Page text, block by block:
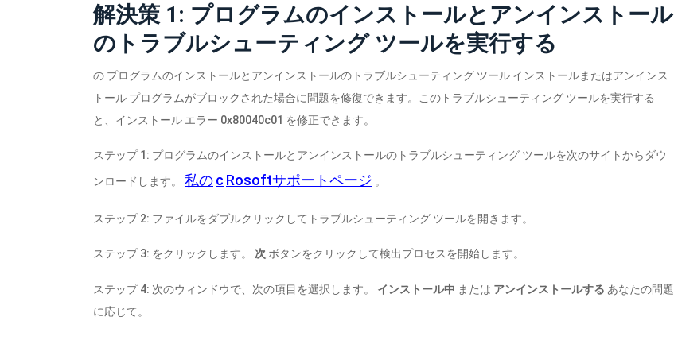
解決策 1: プログラムのインストールとアンインストール
のトラブルシューティング ツールを実行する
の プログラムのインストールとアンインストールのトラブルシューティング ツール インストールまたはアンインス
トール プログラムがブロックされた場合に問題を修復できます。このトラブルシューティング ツールを実行する
と、インストール エラー 0x80040c01 を修正できます。
ステップ 1: プログラムのインストールとアンインストールのトラブルシューティング ツールを次のサイトからダウ
ンロードします。 私のc Rosoftサポートページ 。
ステップ 2: ファイルをダブルクリックしてトラブルシューティング ツールを開きます。
ステップ 3: をクリックします。 次 ボタンをクリックして検出プロセスを開始します。
ステップ 4: 次のウィンドウで、次の項目を選択します。 インストール中 または アンインストールする あなたの問題
に応じて。